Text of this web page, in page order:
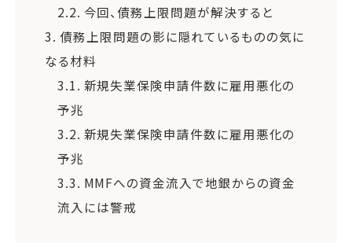
2.2. 今回、債務上限問題が解決すると
3. 債務上限問題の影に隠れているものの気に
なる材料
3.1. 新規失業保険申請件数に雇用悪化の
予兆
3.2. 新規失業保険申請件数に雇用悪化の
予兆
3.3. MMFへの資金流入で地銀からの資金
流入には警戒